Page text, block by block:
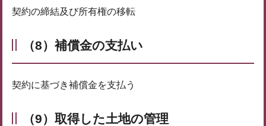
契約の締結及び所有権の移転
（8）補償金の支払い
契約に基づき補償金を支払う
（9）取得した土地の管理